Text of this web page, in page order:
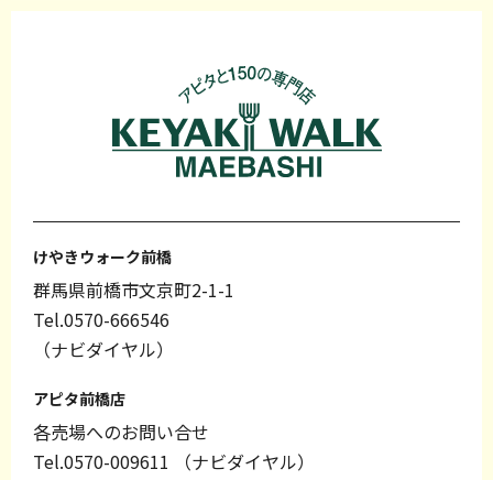
けやきウォーク前橋
群馬県前橋市文京町2-1-1
Tel.0570-666546
（ナビダイヤル）
アピタ前橋店
各売場へのお問い合せ
Tel.0570-009611 （ナビダイヤル）